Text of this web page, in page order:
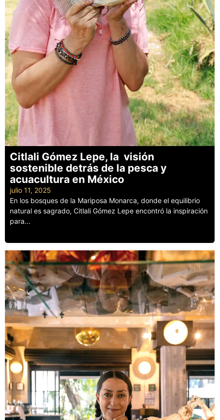
Citlali Gómez Lepe, la visión
sostenible detrás de la pesca y
acuacultura en México
julio 11, 2025
En los bosques de la Mariposa Monarca, donde el equilibrio
natural es sagrado, Citlali Gómez Lepe encontró la inspiración
para...